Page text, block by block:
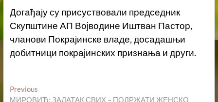
Догађају су присуствовали председник
Скупштине АП Војводине Иштван Пастор,
чланови Покрајинске владе, досадашњи
добитници покрајинских признања и други.
Кретање
PreviousPrevious
post:
МИРОВИЋ: ЗАДАТАК СВИХ – ПОДРЖАТИ ЖЕНСКО